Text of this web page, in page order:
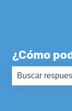
¿Cómo